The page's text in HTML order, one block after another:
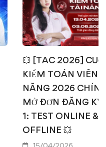
💥 [TAC 2026]
KIỂM TOÁN VIÊN
NĂNG 2026
MỞ ĐƠN ĐĂNG KÝ
1: TEST ONLINE &
OFFLINE 💥
15/04/2026